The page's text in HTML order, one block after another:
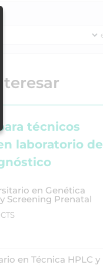
técnicos
laboratorio de
en Genética
Screening Prenatal
en Técnica HPLC y